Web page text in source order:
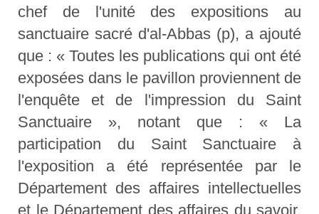
chef de l'unité des expositions au
sanctuaire sacré d'al-Abbas (p), a ajouté
que : « Toutes les publications qui ont été
exposées dans le pavillon proviennent de
l'enquête et de l'impression du Saint
Sanctuaire », notant que : « La
participation du Saint Sanctuaire à
l'exposition a été représentée par le
Département des affaires intellectuelles
et le Département des affaires du savoir,